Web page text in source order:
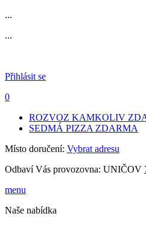
...
...
Přihlásit se
0
ROZVOZ KAMKOLIV
SEDMÁ PIZZA ZDARMA
Místo doručení: Vybrat adresu
Odbaví Vás provozovna: UNIČOV
menu
Naše nabídka